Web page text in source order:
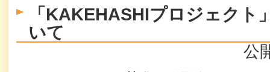
「KAKEHASHIプロジェクト
いて
公